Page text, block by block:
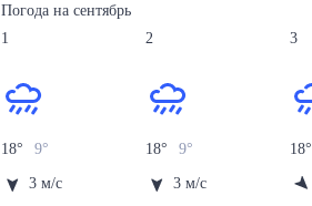
Погода насентябрь
1
18° 9°
3 м/с
2
18° 9°
3 м/с
3
18°